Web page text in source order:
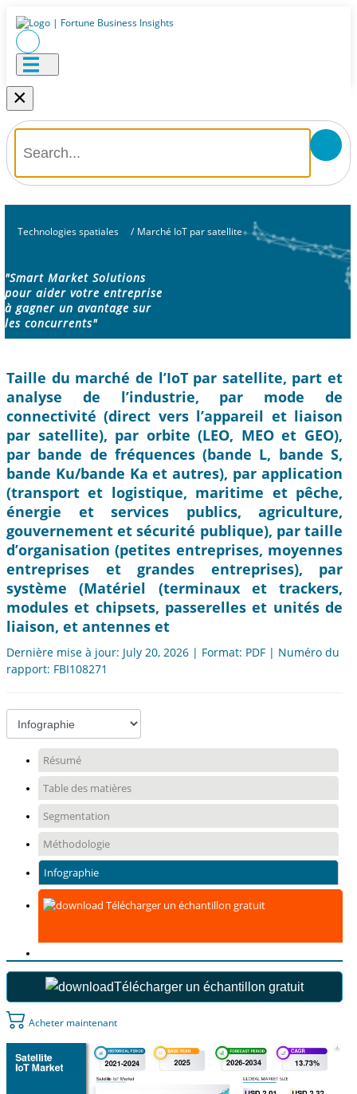
×
Technologies spatiales / Marché IoT par satellite
"Smart Market Solutions
pour aider votre entreprise
à gagner un avantage sur
les concurrents"
Taille du marché de l’IoT par satellite, part et
analyse de l’industrie, par mode de
connectivité (direct vers l’appareil et liaison
par satellite), par orbite (LEO, MEO et GEO),
par bande de fréquences (bande L, bande S,
bande Ku/bande Ka et autres), par application
(transport et logistique, maritime et pêche,
énergie et services publics, agriculture,
gouvernement et sécurité publique), par taille
d’organisation (petites entreprises, moyennes
entreprises et grandes entreprises), par
système (Matériel (terminaux et trackers,
modules et chipsets, passerelles et unités de
liaison, et antennes et
Dernière mise à jour: July 20, 2026 | Format: PDF | Numéro du
rapport: FBI108271
Résumé
Table des matières
Segmentation
Méthodologie
Infographie
Télécharger un échantillon gratuit
Télécharger un échantillon gratuit
Acheter maintenant